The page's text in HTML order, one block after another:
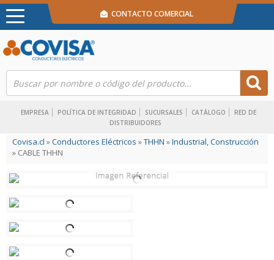
EMPRESA POLÍTICA DE INTEGRIDAD SUCURSALES CATÁLOGO
RED DE
DISTRIBUIDORES
CONTACTO COMERCIAL
Covisa.cl »Conductores Eléctricos »THHN »Industrial, Construcción
» CABLE THHN